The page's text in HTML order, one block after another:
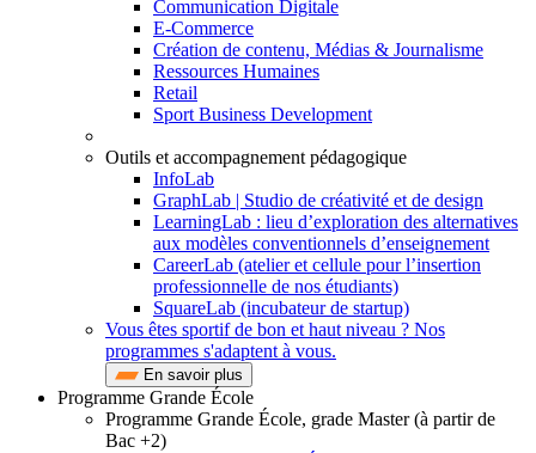
Communication Digitale
E-Commerce
Création de contenu, Médias & Journalisme
Ressources Humaines
Retail
Sport Business Development
Outils et accompagnement pédagogique
InfoLab
GraphLab | Studio de créativité et de design
LearningLab : lieu d’exploration des alternatives
aux modèles conventionnels d’enseignement
CareerLab (atelier et cellule pour l’insertion
professionnelle de nos étudiants)
SquareLab (incubateur de startup)
Vous êtes sportif de bon et haut niveau ? Nos
programmes s'adaptent à vous.
En savoir plus
Programme Grande École
Programme Grande École, grade Master (à partir de
Bac +2)